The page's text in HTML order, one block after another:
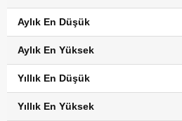
Aylık En Düşük
Aylık En Yüksek
Yıllık En Düşük
Yıllık En Yüksek